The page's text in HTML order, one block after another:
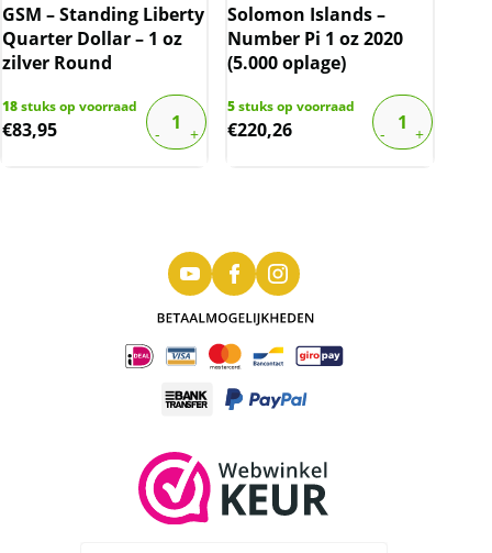
GSM – Standing Liberty
Quarter Dollar – 1 oz
zilver Round
18stuks op voorraad
€83,95
Solomon Islands –
Number Pi 1 oz 2020
(5.000 oplage)
5stuks op voorraad
€220,26